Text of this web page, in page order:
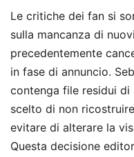
Le critiche dei fan si
sulla mancanza di
precedentemente
in fase di annuncio.
contenga file residui di
scelto di non
evitare di alterare la
Questa decisione